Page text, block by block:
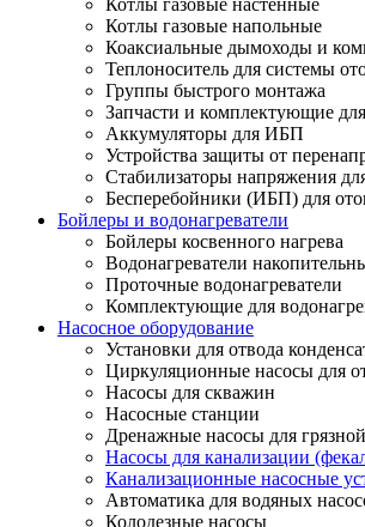
Котлы газовые настенные
Котлы газовые напольные
Коаксиальные дымоходы и
Теплоноситель для системы
Группы быстрого монтажа
Запчасти и комплектующие
Аккумуляторы для ИБП
Устройства защиты от
Стабилизаторы напряжения
Бесперебойники (ИБП) для
Бойлеры и водонагреватели
Бойлеры косвенного нагрева
Водонагреватели
Проточные водонагреватели
Комплектующие для
Насосное оборудование
Установки для отвода
Циркуляционные насосы для
Насосы для скважин
Насосные станции
Дренажные насосы для
Насосы для канализации
Канализационные насосные
Автоматика для водяных
Колодезные насосы